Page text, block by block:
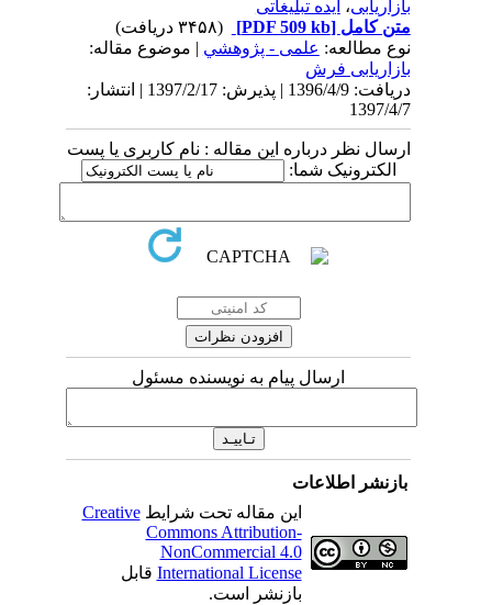
بازاریابی،ایده تبلیغاتی
متن کامل[PDF 509 kb]
نوع مطالعه:علمی - پژوهشي| موضوع مقاله:
بازاریابی فرش
دریافت: 1396/4/9 | پذیرش: 1397/2/17 | انتشار:
1397/4/7
ارسال نظر درباره این مقاله : نام کاربری یا پست
الکترونیک شما:
ارسال پیام به نویسنده مسئول
بازنشر اطلاعات
این مقاله تحت شرایطCreative
Commons Attribution-
NonCommercial 4.0
International Licenseقابل
بازنشر است.